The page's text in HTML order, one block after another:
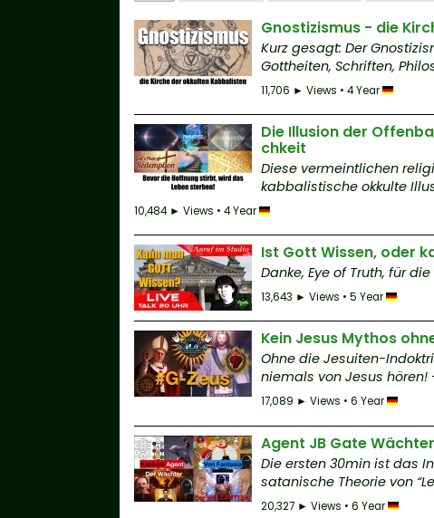
Gnostizismus - die
Kurz gesagt: Der
Gottheiten, Schriften,
11,706 ► Views • 4 Year
Die Illusion der
chkeit
Diese vermeintlichen
kabbalistische okkulte
10,484 ► Views • 4 Year
Ist Gott Wissen, oder
Danke, Eye of Truth, für
13,643 ► Views • 5 Year
Kein Jesus Mythos
Ohne die Jesuiten-
niemals von Jesus hören!
17,089 ► Views • 6 Year
Agent JB Gate
Die ersten 30min ist das
satanische Theorie von
20,327 ► Views • 6 Year